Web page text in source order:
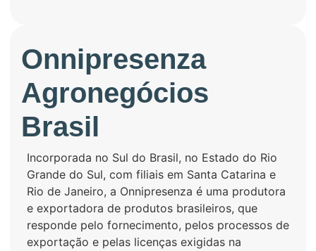
Onnipresenza
Agronegócios
Brasil
Incorporada no Sul do Brasil, no Estado do Rio
Grande do Sul, com filiais em Santa Catarina e
Rio de Janeiro, a Onnipresenza é uma produtora
e exportadora de produtos brasileiros, que
responde pelo fornecimento, pelos processos de
exportação e pelas licenças exigidas na